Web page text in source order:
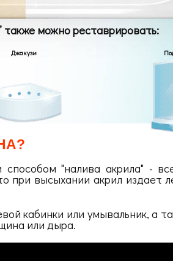
можно реставрировать:
Джакузи
способом "налива акрила" -
при высыхании акрил издает
кабинки или умывальник, а
или дыра.